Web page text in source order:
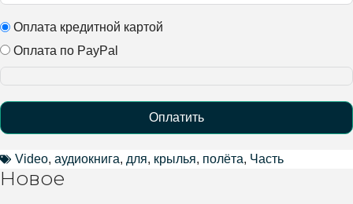
Оплата кредитной картой
Оплата по PayPal
Оплатить
Alternative:
Video, аудиокнига, для, крылья, полёта, Часть
Новое